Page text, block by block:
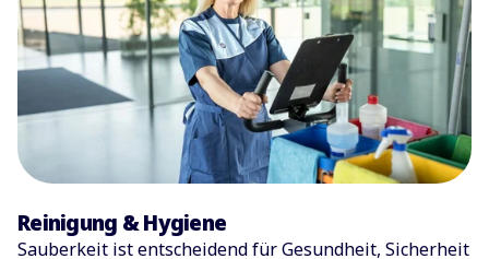
Reinigung & Hygiene
Sauberkeit ist entscheidend für Gesundheit, Sicherheit